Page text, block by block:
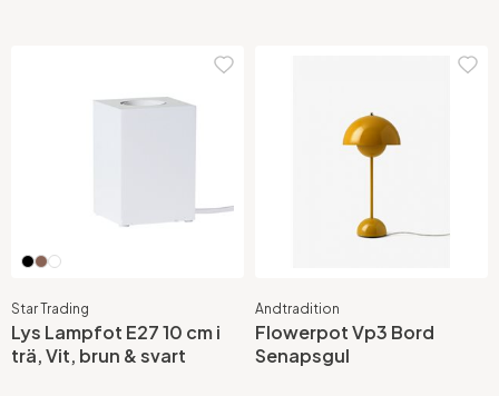
Star Trading
Lys Lampfot E27 10 cm i
trä, Vit, brun & svart
Andtradition
Flowerpot Vp3 Bord
Senapsgul